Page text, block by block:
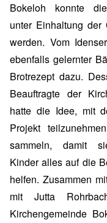
Bokeloh konnte
unter Einhaltung der
werden. Vom
ebenfalls gelernter
Brotrezept dazu.
Beauftragte der
hatte die Idee, mit
Projekt
sammeln, damit
Kinder alles auf die
helfen. Zusammen
mit Jutta
Kirchengemeinde